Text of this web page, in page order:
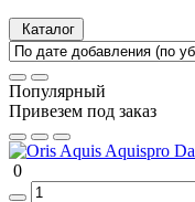
Каталог
Популярный
Привезем под заказ
0